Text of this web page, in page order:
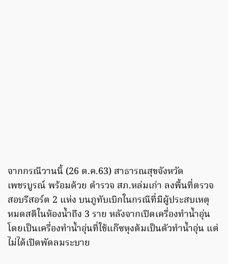
จากกรณีวานนี้ (26 ต.ค.63) สาธารณสุขจังหวัด
เพชรบูรณ์ พร้อมด้วย ตำรวจ สภ.หล่มเก่า ลงพื้นที่ตรวจ
สอบรีสอร์ต 2 แห่ง บนภูทับเบิกในกรณีที่มีผู้ประสบเหตุ
หมดสติในห้องน้ำถึง 3 ราย หลังจากเปิดเครื่องทำน้ำอุ่น
โดยเป็นเครื่องทำน้ำอุ่นที่ใช้แก๊ซหุงต้มเป็นตัวทำน้ำอุ่น แต่
ไม่ได้เปิดพัดลมระบาย